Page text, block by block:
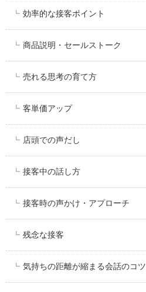
効率的な接客ポイント
商品説明・セールストーク
売れる思考の育て方
客単価アップ
店頭での声だし
接客中の話し方
接客時の声かけ・アプローチ
残念な接客
気持ちの距離が縮まる会話のコツ